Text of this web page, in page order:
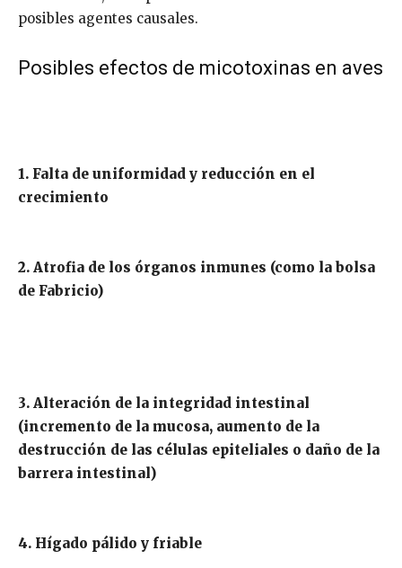
posibles agentes causales.
Posibles efectos de micotoxinas en aves
1. Falta de uniformidad y reducción en el
crecimiento
2. Atrofia de los órganos inmunes (como la bolsa
de Fabricio)
3. Alteración de la integridad intestinal
(incremento de la mucosa, aumento de la
destrucción de las células epiteliales o daño de la
barrera intestinal)
4. Hígado pálido y friable